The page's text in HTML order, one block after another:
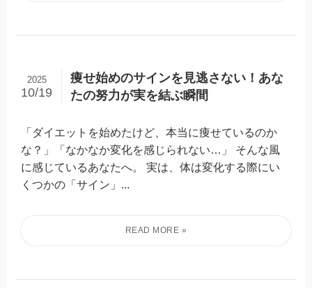
痩せ始めのサインを見逃さない！あな
たの努力が実を結ぶ瞬間
2025
10/19
「ダイエットを始めたけど、本当に痩せているのか
な？」「なかなか変化を感じられない…」 そんな風
に感じているあなたへ。 実は、体は変化する際にい
くつかの「サイン」...